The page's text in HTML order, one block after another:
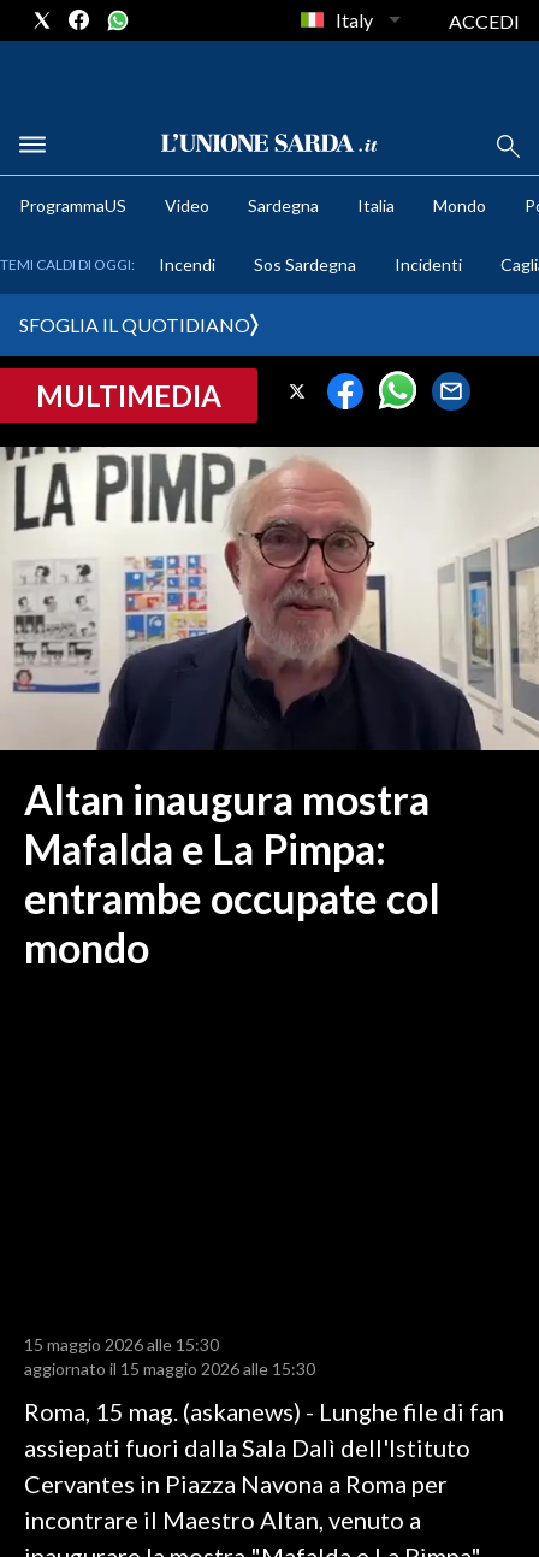
METEO
CRONACA SARDEGNA
PROVINCIA DI CAGLIARI
SULCIS IGLESIENTE
ORISTANO E PROVINCIA
SASSARI E PROVINCIA
GALLURA
NUORO E PROVINCIA
OGLIASTRA
ITALIA
MONDO
POLITICA
CALCIO
CALCIO REGIONALE
BASKET
VOLLEY
MOTORI
TENNIS
Italy ACCEDI
ProgrammaUS Video Sardegna Italia Mondo
TEMI CALDI DI OGGI: Incendi Sos Sardegna Incidenti
SFOGLIA IL QUOTIDIANO
MULTIMEDIA
Altan inaugura mostra
Mafalda e La Pimpa:
entrambe occupate col
mondo
15 maggio 2026 alle 15:30
aggiornato il 15 maggio 2026 alle 15:30
Roma, 15 mag. (askanews) - Lunghe file di fan
assiepati fuori dalla Sala Dalì dell'Istituto
Cervantes in Piazza Navona a Roma per
incontrare il Maestro Altan, venuto a